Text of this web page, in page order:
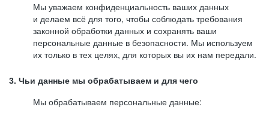
Мы уважаем конфиденциальность ваших данных
и делаем всё для того, чтобы соблюдать требования
законной обработки данных и сохранять ваши
персональные данные в безопасности. Мы используем
их только в тех целях, для которых вы их нам передали.
3. Чьи данные мы обрабатываем и для чего
Мы обрабатываем персональные данные: